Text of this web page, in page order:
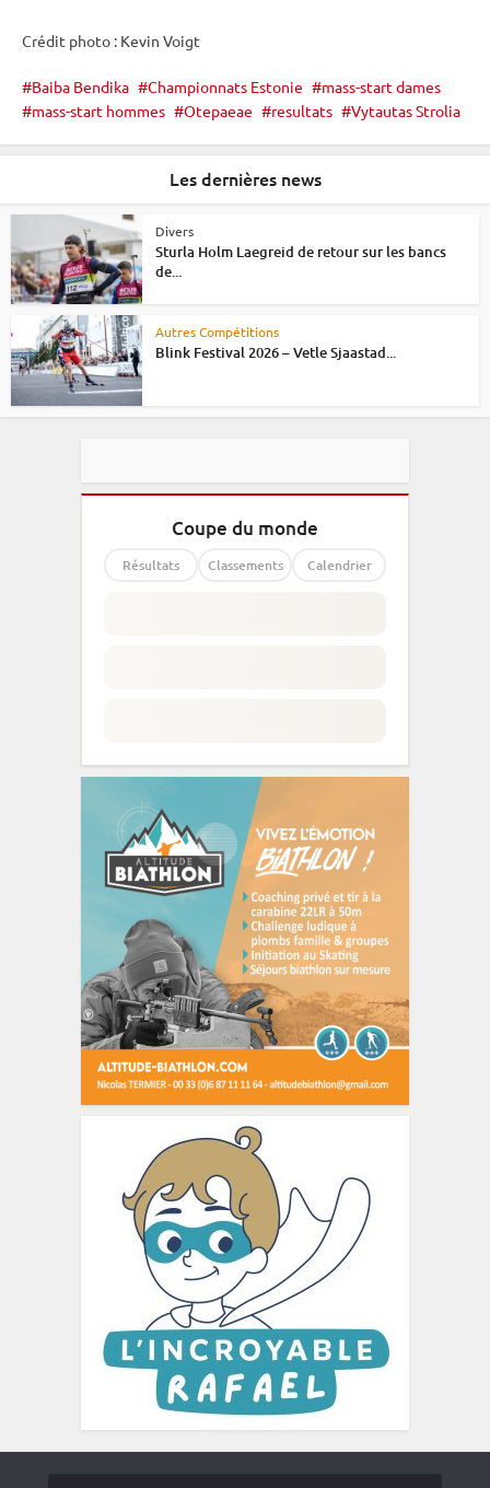
Crédit photo : Kevin Voigt
Baiba Bendika Championnats Estonie
mass-start dames
mass-start hommes
Otepaeae resultats Vytautas Strolia
Les dernières news
Divers
Sturla Holm Laegreid de retour sur les bancs
de...
Autres Compétitions
Blink Festival 2026 – Vetle Sjaastad...
Coupe du monde
Résultats Classements Calendrier